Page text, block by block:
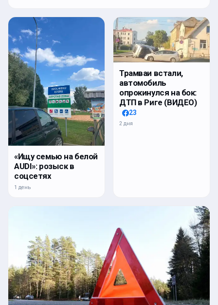
«Ищу семью на белой
AUDI»: розыск в
соцсетях
1 день
Трамваи встали,
автомобиль
опрокинулся на бок:
ДТП в Риге (ВИДЕО)
23
2 дня